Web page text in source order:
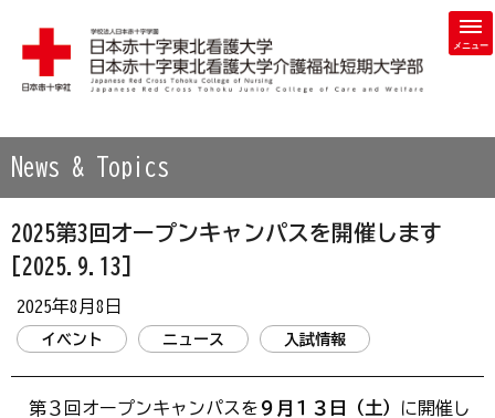
学校法人 日本赤十字学園 日本赤十字東北看護大学・日本赤
News & Topics
2025第3回オープンキャンパスを開催します
[2025.9.13]
2025年8月8日
イベント ニュース 入試情報
第３回オープンキャンパスを ９月１３日（土）
に開催し